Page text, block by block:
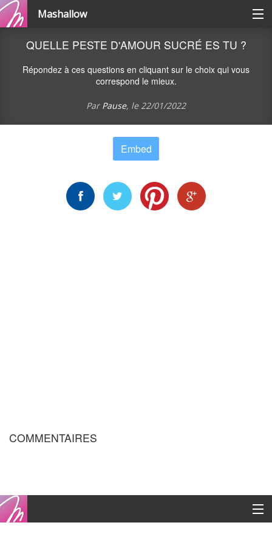
Mashallow
Catégories
Se connecter / s'inscrire
Créer un quizz
QUELLE PESTE D'AMOUR SUCRÉ ES TU ?
Répondez à ces questions en cliquant sur le choix qui vous
correspond le mieux.
Par Pause, le22/01/2022
Embed
COMMENTAIRES